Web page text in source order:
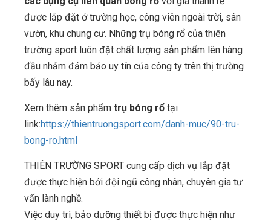
được lắp đặt ở trường học, công viên ngoài trời, sân
vườn, khu chung cư. Những trụ bóng rổ của thiên
trường sport luôn đặt chất lượng sản phẩm lên hàng
đầu nhằm đảm bảo uy tín của công ty trên thị trường
bấy lâu nay.
Xem thêm sản phẩm trụ bóng rổ tại
link:https://thientruongsport.com/danh-muc/90-tru-
bong-ro.html
THIÊN TRƯỜNG SPORT cung cấp dịch vụ lắp đặt
được thực hiện bởi đội ngũ công nhân, chuyên gia tư
vấn lành nghề.
Việc duy trì, bảo dưỡng thiết bị được thực hiện như